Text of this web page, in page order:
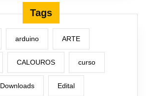
Tags
arduino ARTE
CALOUROS curso
Downloads Edital